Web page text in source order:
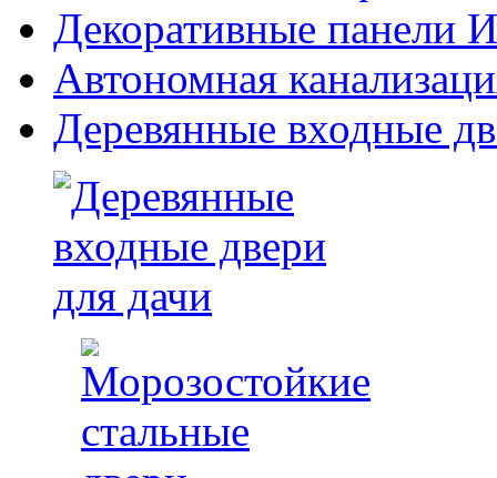
Декоративные панели
Автономная
Деревянные входные